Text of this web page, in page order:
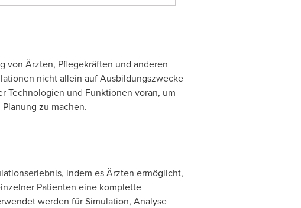
Ärzten, Pflegekräften und anderen
nicht allein auf Ausbildungszwecke
Technologien und Funktionen voran, um
zu machen.
indem es Ärzten ermöglicht,
Patienten eine komplette
werden für Simulation, Analyse